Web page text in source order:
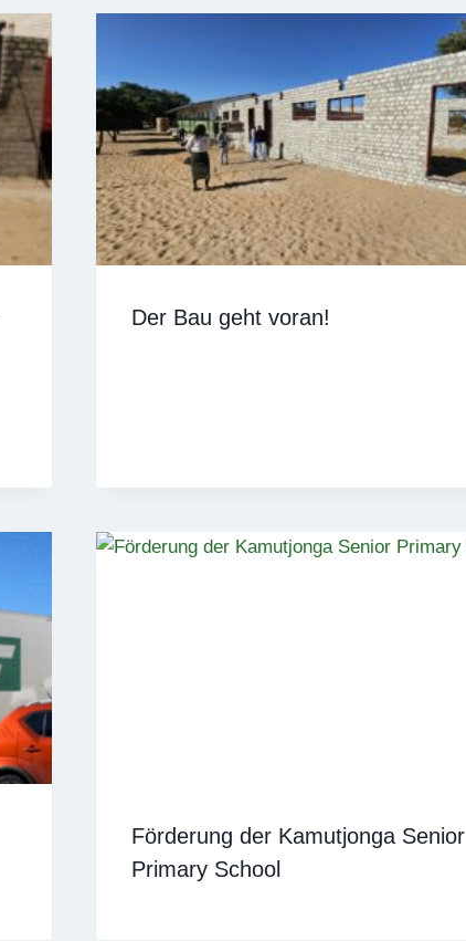
Der Bau geht voran!
Förderung der Kamutjonga Senior
Primary School